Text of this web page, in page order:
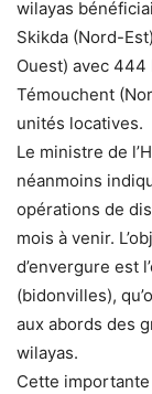
wilayas
Skikda (Nord-
Ouest) avec
Témouchent
unités locatives.
Le ministre de
néanmoins
opérations de
mois à venir.
d’envergure est
(bidonvilles),
aux abords des
wilayas.
Cette